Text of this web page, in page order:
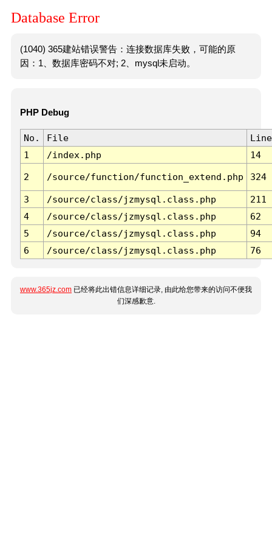
Database Error
(1040) 365建站错误警告：连接数据库失败，可能的原
因：1、数据库密码不对; 2、mysql未启动。
PHP Debug
No. File
Line
1
/index.php 14
2 /source/function/function_extend.php 324
3 /source/class/jzmysql.class.php
211
4
/source/class/jzmysql.class.php
62
5
/source/class/jzmysql.class.php
94
6
/source/class/jzmysql.class.php 76
www.365jz.com 已经将此出错信息详细记录, 由此给您带来的访问不便我
们深感歉意.